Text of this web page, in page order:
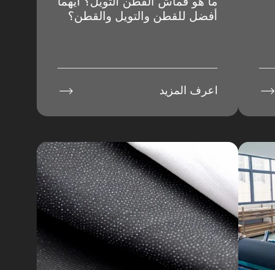

أفضل للقطن والتويل والقطن؟
اعرف المزيد 